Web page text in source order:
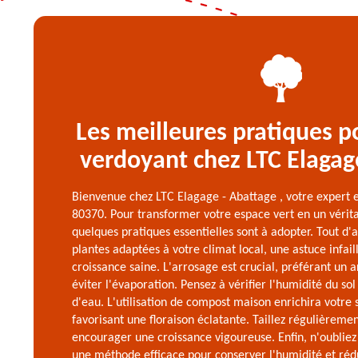
Les meilleures pratiques
verdoyant chez LTC
Bienvenue chez LTC Elagage - Abattage , votre expert
80370. Pour transformer votre espace vert en un
quelques pratiques essentielles sont à adopter. Tout
plantes adaptées à votre climat local, une astuce
croissance saine. L'arrosage est crucial, préférant un
éviter l'évaporation. Pensez à vérifier l'humidité du
d'eau. L'utilisation de compost maison enrichira votre
favorisant une floraison éclatante. Taillez
encourager une croissance vigoureuse. Enfin,